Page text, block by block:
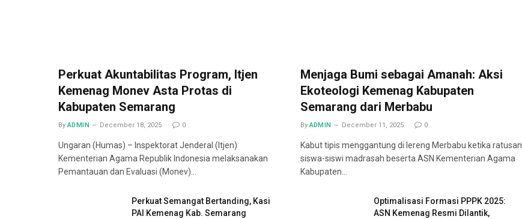
Perkuat Akuntabilitas Program, Itjen
Kemenag Monev Asta Protas di
Kabupaten Semarang
By ADMIN December 18, 2025 0
Ungaran (Humas) – Inspektorat Jenderal (Itjen)
Kementerian Agama Republik Indonesia melaksanakan
Pemantauan dan Evaluasi (Monev)…
Menjaga Bumi sebagai Amanah: Aksi
Ekoteologi Kemenag Kabupaten
Semarang dari Merbabu
By ADMIN December 11, 2025 0
Kabut tipis menggantung di lereng Merbabu ketika ratusan
siswa-siswi madrasah beserta ASN Kementerian Agama
Kabupaten…
Perkuat Semangat Bertanding, Kasi
PAI Kemenag Kab. Semarang
Optimalisasi Formasi PPPK 2025:
ASN Kemenag Resmi Dilantik,